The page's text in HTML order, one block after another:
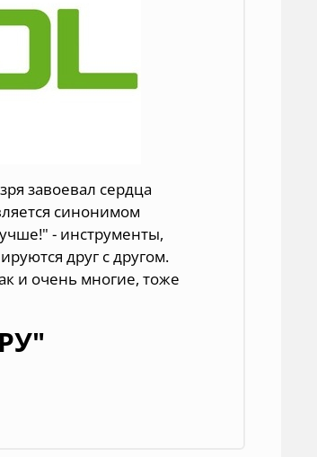
завоевал сердца
синонимом
- инструменты,
друг с другом.
и очень многие, тоже